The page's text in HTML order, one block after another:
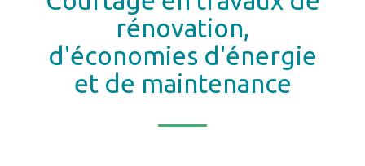
rénovation,
d'économies d'énergie
et de maintenance